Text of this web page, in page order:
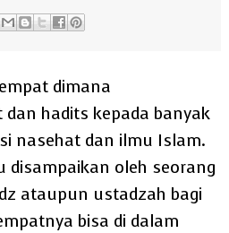
dimana
hadits kepada banyak
nasehat dan ilmu Islam.
disampaikan oleh seorang
ataupun ustadzah bagi
bisa di dalam